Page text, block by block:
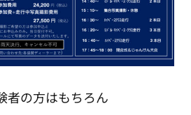
者の方はもちろん